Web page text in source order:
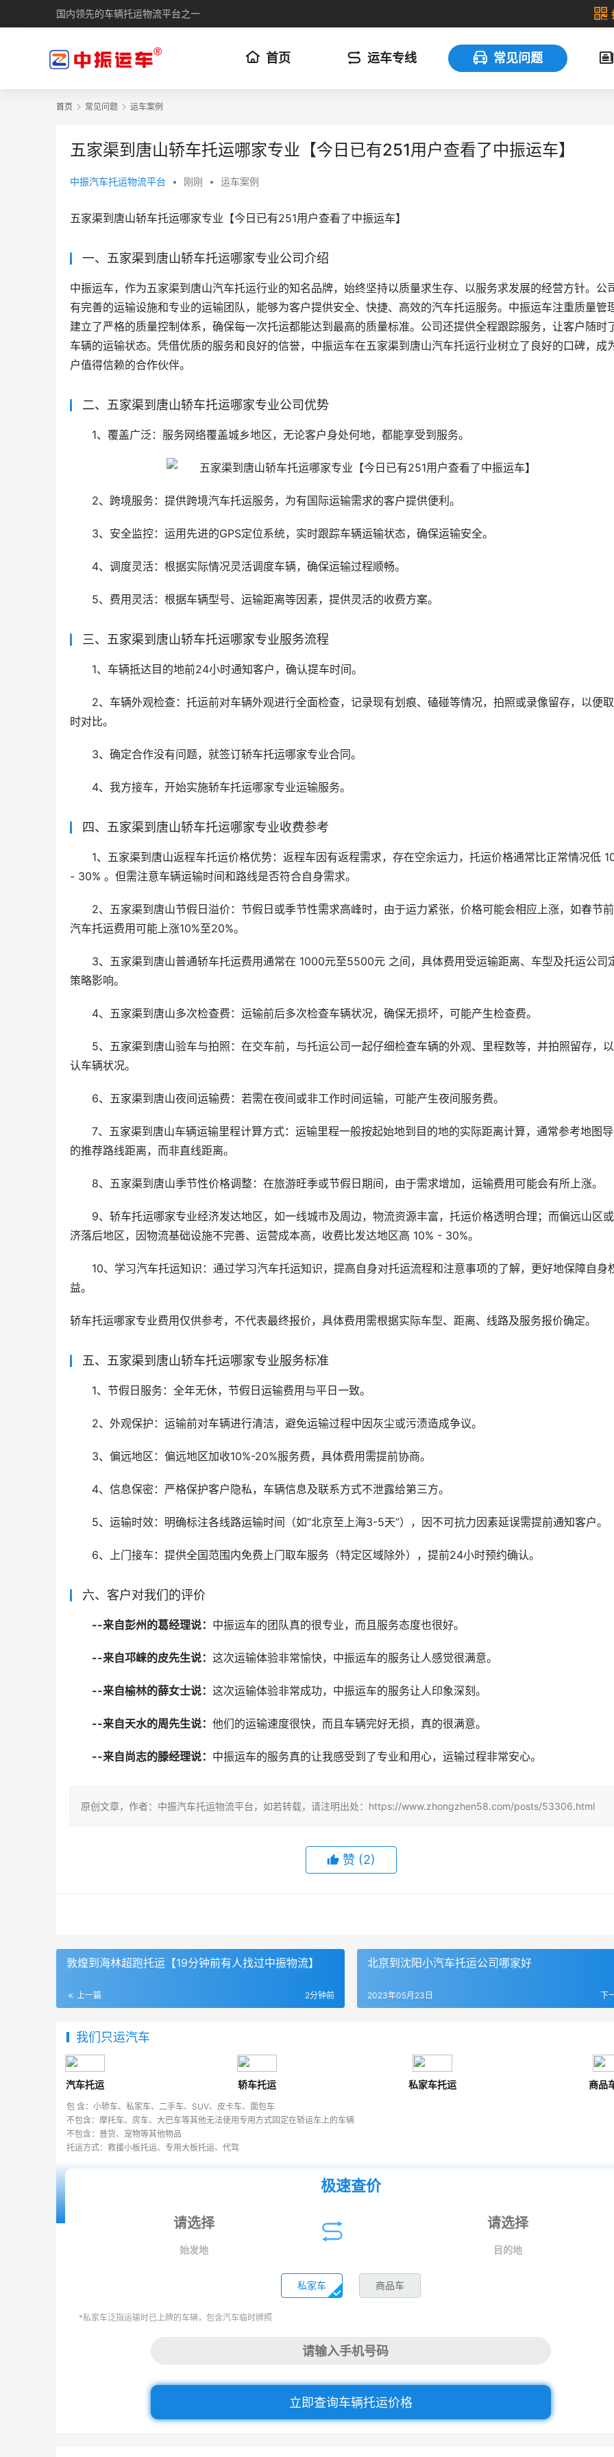
国内领先的车辆托运物流平台之一
首页 运车专线 常见问题
首页 常见问题 运车案例
五家渠到唐山轿车托运哪家专业【今日已有251用户查看了中振运车】
中振汽车托运物流平台 • 刚刚 • 运车案例
五家渠到唐山轿车托运哪家专业【今日已有251用户查看了中振运车】
一、五家渠到唐山轿车托运哪家专业公司介绍
中振运车，作为五家渠到唐山汽车托运行业的知名品牌，始终坚持以质量求生存、以服务求发展的经营方针。公
有完善的运输设施和专业的运输团队，能够为客户提供安全、快捷、高效的汽车托运服务。中振运车注重质量管
建立了严格的质量控制体系，确保每一次托运都能达到最高的质量标准。公司还提供全程跟踪服务，让客户随时
车辆的运输状态。凭借优质的服务和良好的信誉，中振运车在五家渠到唐山汽车托运行业树立了良好的口碑，成
户值得信赖的合作伙伴。
二、五家渠到唐山轿车托运哪家专业公司优势
1、覆盖广泛：服务网络覆盖城乡地区，无论客户身处何地，都能享受到服务。
2、跨境服务：提供跨境汽车托运服务，为有国际运输需求的客户提供便利。
3、安全监控：运用先进的GPS定位系统，实时跟踪车辆运输状态，确保运输安全。
4、调度灵活：根据实际情况灵活调度车辆，确保运输过程顺畅。
5、费用灵活：根据车辆型号、运输距离等因素，提供灵活的收费方案。
三、五家渠到唐山轿车托运哪家专业服务流程
1、车辆抵达目的地前24小时通知客户，确认提车时间。
2、车辆外观检查：托运前对车辆外观进行全面检查，记录现有划痕、磕碰等情况，拍照或录像留存，以便
时对比。
3、确定合作没有问题，就签订轿车托运哪家专业合同。
4、我方接车，开始实施轿车托运哪家专业运输服务。
四、五家渠到唐山轿车托运哪家专业收费参考
1、五家渠到唐山返程车托运价格优势：返程车因有返程需求，存在空余运力，托运价格通常比正常情况低
- 30% 。但需注意车辆运输时间和路线是否符合自身需求。
2、五家渠到唐山节假日溢价：节假日或季节性需求高峰时，由于运力紧张，价格可能会相应上涨，如春节
汽车托运费用可能上涨10%至20%。
3、五家渠到唐山普通轿车托运费用通常在 1000元至5500元 之间，具体费用受运输距离、车型及托运公司
策略影响。
4、五家渠到唐山多次检查费：运输前后多次检查车辆状况，确保无损坏，可能产生检查费。
5、五家渠到唐山验车与拍照：在交车前，与托运公司一起仔细检查车辆的外观、里程数等，并拍照留存，
认车辆状况。
6、五家渠到唐山夜间运输费：若需在夜间或非工作时间运输，可能产生夜间服务费。
7、五家渠到唐山车辆运输里程计算方式：运输里程一般按起始地到目的地的实际距离计算，通常参考地图
的推荐路线距离，而非直线距离。
8、五家渠到唐山季节性价格调整：在旅游旺季或节假日期间，由于需求增加，运输费用可能会有所上涨。
9、轿车托运哪家专业经济发达地区，如一线城市及周边，物流资源丰富，托运价格透明合理；而偏远山区
济落后地区，因物流基础设施不完善、运营成本高，收费比发达地区高 10% - 30%。
10、学习汽车托运知识：通过学习汽车托运知识，提高自身对托运流程和注意事项的了解，更好地保障自身
益。
轿车托运哪家专业费用仅供参考，不代表最终报价，具体费用需根据实际车型、距离、线路及服务报价确定。
五、五家渠到唐山轿车托运哪家专业服务标准
1、节假日服务：全年无休，节假日运输费用与平日一致。
2、外观保护：运输前对车辆进行清洁，避免运输过程中因灰尘或污渍造成争议。
3、偏远地区：偏远地区加收10%-20%服务费，具体费用需提前协商。
4、信息保密：严格保护客户隐私，车辆信息及联系方式不泄露给第三方。
5、运输时效：明确标注各线路运输时间（如“北京至上海3-5天”），因不可抗力因素延误需提前通知客户。
6、上门接车：提供全国范围内免费上门取车服务（特定区域除外），提前24小时预约确认。
六、客户对我们的评价
--来自彭州的葛经理说： 中振运车的团队真的很专业，而且服务态度也很好。
--来自邛崃的皮先生说： 这次运输体验非常愉快，中振运车的服务让人感觉很满意。
--来自榆林的薛女士说： 这次运输体验非常成功，中振运车的服务让人印象深刻。
--来自天水的周先生说： 他们的运输速度很快，而且车辆完好无损，真的很满意。
--来自尚志的滕经理说： 中振运车的服务真的让我感受到了专业和用心，运输过程非常安心。
原创文章，作者：中振汽车托运物流平台，如若转载，请注明出处：https://www.zhongzhen58.com/posts/53306.html
赞 (2)
敦煌到海林超跑托运【19分钟前有人找过中振物流】
上一篇 2分钟前
北京到沈阳小汽车托运公司哪家好
下
2023年05月23日
我们只运汽车
汽车托运 轿车托运 私家车托运 商品
包 含：小轿车、私家车、二手车、SUV、皮卡车、面包车
不包含：摩托车、房车、大巴车等其他无法使用专用方式固定在轿运车上的车辆
不包含：普货、宠物等其他物品
托运方式：救援小板托运、专用大板托运、代驾
极速查价
始发地 目的地
私家车 商品车
*私家车泛指运输时已上牌的车辆，包含汽车临时牌照
立即查询车辆托运价格